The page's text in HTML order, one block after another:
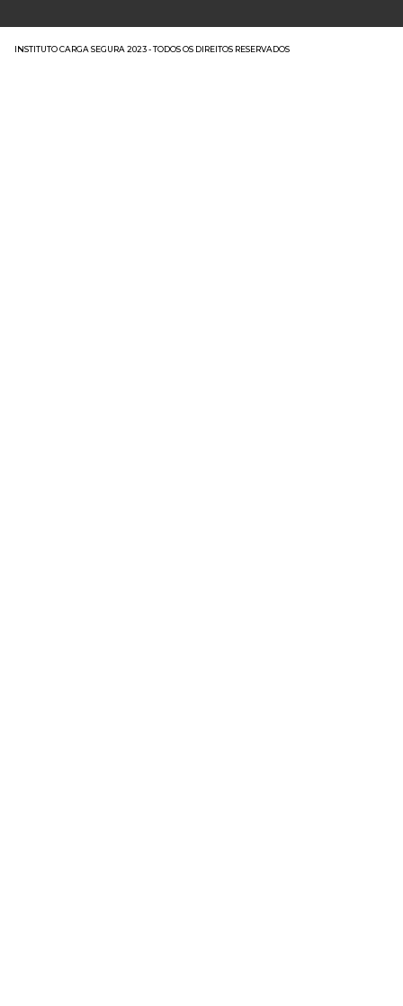
INSTITUTO CARGA SEGURA 2023 - TODOS OS DIREITOS RESERVADOS